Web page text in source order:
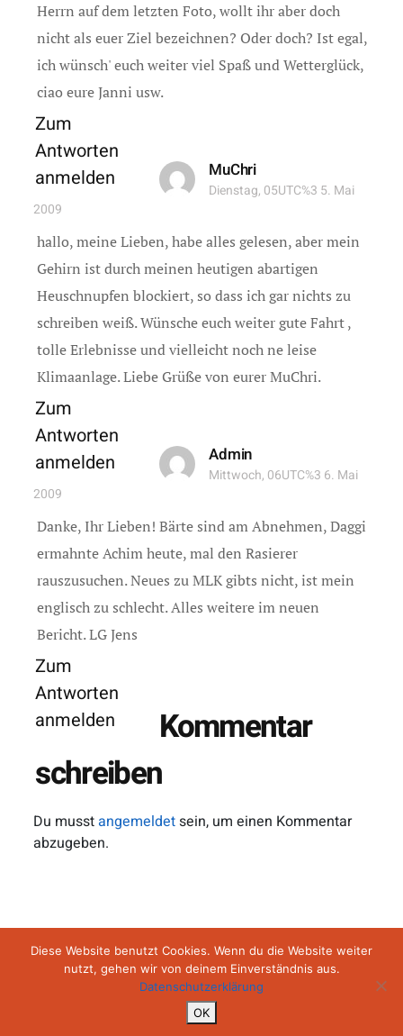
Herrn auf dem letzten Foto, wollt ihr aber doch
nicht als euer Ziel bezeichnen? Oder doch? Ist egal,
ich wünsch' euch weiter viel Spaß und Wetterglück,
ciao eure Janni usw.
Zum
Antworten
anmelden
MuChri
Dienstag, 05UTC%3 5. Mai
2009
hallo, meine Lieben, habe alles gelesen, aber mein
Gehirn ist durch meinen heutigen abartigen
Heuschnupfen blockiert, so dass ich gar nichts zu
schreiben weiß. Wünsche euch weiter gute Fahrt ,
tolle Erlebnisse und vielleicht noch ne leise
Klimaanlage. Liebe Grüße von eurer MuChri.
Zum
Antworten
anmelden
Admin
Mittwoch, 06UTC%3 6. Mai
2009
Danke, Ihr Lieben! Bärte sind am Abnehmen, Daggi
ermahnte Achim heute, mal den Rasierer
rauszusuchen. Neues zu MLK gibts nicht, ist mein
englisch zu schlecht. Alles weitere im neuen
Bericht. LG Jens
Zum
Antworten
anmelden
Kommentar
schreiben
Du musstangemeldetsein, um einen Kommentar
abzugeben.
Impressum Datenschutz AGB
Copyright ©2026 Backroad Diaries
Diese Website benutzt Cookies. Wenn du die Website weiter
nutzt, gehen wir von deinem Einverständnis aus.
Datenschutzerklärung
OK